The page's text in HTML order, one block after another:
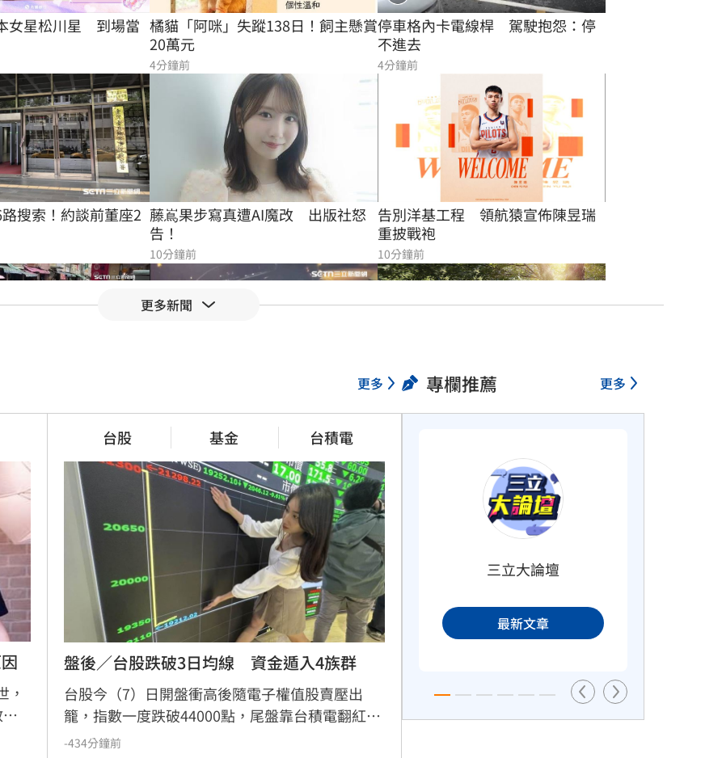
女星松川星　到場當 橘貓「阿咪」失蹤138日！飼主懸賞
20萬元
4分鐘前
停車格內卡電線桿　駕駛抱怨：停
不進去
4分鐘前
搜索！約談前董座2 藤嶌果步寫真遭AI魔改　出版社怒
告！
10分鐘前
告別洋基工程　領航猿宣佈陳昱瑞
重披戰袍
10分鐘前
刻意刁難
4萬朵石斛蘭向天下爸 錄到一半失控　胡瓜遭陳亞蘭抓頭
撞氣球
19分鐘前
肥大叔猝逝前為何堅持直播？網悲
曝這原因
24分鐘前
更多新聞
更多
，
創
台股 基金 台積電
盤後／台股跌破3日均線　資金遁入4族群
台股今（7）日開盤衝高後隨電子權值股賣壓出
籠，指數一度跌破44000點，尾盤靠台積電翻紅支
撐，終場下跌170.79點，收在44225.91點，成交
-434分鐘前
專欄推薦 更多
三立大論壇
最新文章